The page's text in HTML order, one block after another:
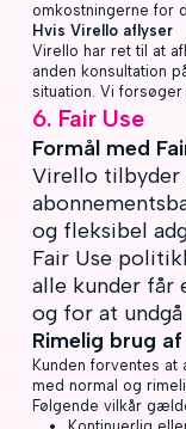
omkostningerne for
Hvis Virello aflyser
Virello har ret til at
anden konsultation
situation. Vi
6. Fair Use
Formål med
Virello tilbyder
og fleksibel
Fair Use
alle kunder får
og for at
Rimelig brug
Kunden forventes
med normal og
Følgende vilkår